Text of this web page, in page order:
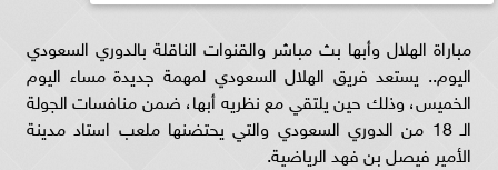
مباراة الهلال وأبها بث مباشر والقنوات الناقلة بالدوري السعودي
اليوم.. يستعد فريق الهلال السعودي لمهمة جديدة مساء اليوم
الخميس، وذلك حين يلتقي مع نظريه أبها، ضمن منافسات الجولة
الـ 18 من الدوري السعودي والتي يحتضنها ملعب استاد مدينة
الأمير فيصل بن فهد الرياضية.